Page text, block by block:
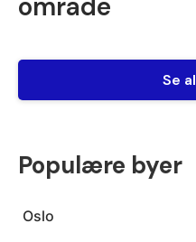
område
Se
Populære byer
Oslo